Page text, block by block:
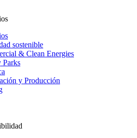
sostenible
& Clean Energies
Parks
y Producción